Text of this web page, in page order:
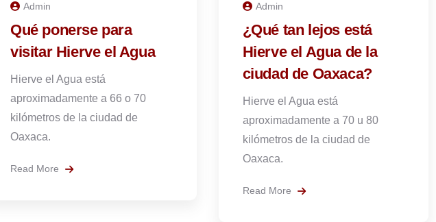
Admin
Qué ponerse para
visitar Hierve el Agua
Hierve el Agua está
aproximadamente a 66 o 70
kilómetros de la ciudad de
Oaxaca.
Read More
Admin
¿Qué tan lejos está
Hierve el Agua de la
ciudad de Oaxaca?
Hierve el Agua está
aproximadamente a 70 u 80
kilómetros de la ciudad de
Oaxaca.
Read More